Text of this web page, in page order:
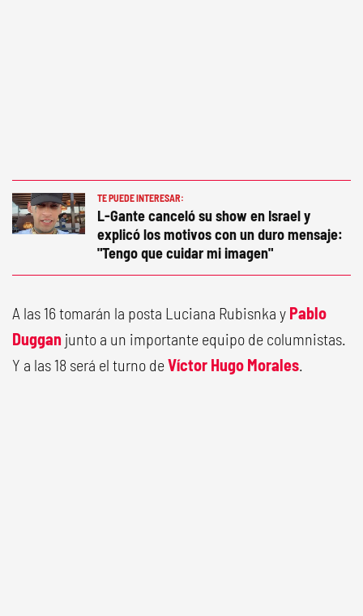
TE PUEDE INTERESAR:
L-Gante canceló su show en Israel y
explicó los motivos con un duro mensaje:
"Tengo que cuidar mi imagen"
A las 16 tomarán la posta Luciana Rubisnka y Pablo
Duggan junto a un importante equipo de columnistas.
Y a las 18 será el turno deVíctor Hugo Morales.